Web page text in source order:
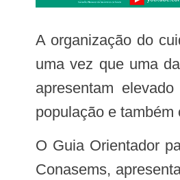
A organização do cuidado em Saúde Bucal, em todos os níveis de atenção, também é profundamente afetada nesse cenário,
uma vez que uma
apresentam
população e
O Guia Orientador para Enfrentamento da Covid-19 na Rede de Atenção à Saúde, elaborado conjuntamente pelo Conass e o
Conasems,